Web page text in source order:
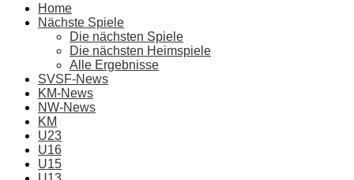
Home
Nächste Spiele
Die nächsten Spiele
Die nächsten Heimspiele
Alle Ergebnisse
SVSF-News
KM-News
NW-News
KM
U23
U16
U15